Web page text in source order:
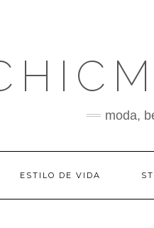
moda,
ESTILO DE VIDA